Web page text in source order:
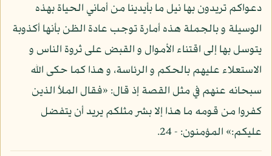
دعواكم تريدون بها نيل ما بأيدينا من أماني الحياة بهذه
الوسيلة و بالجملة هذه أمارة توجب عادة الظن بأنها أكذوبة
يتوسل بها إلى اقتناء الأموال و القبض على ثروة الناس و
الاستعلاء عليهم بالحكم و الرئاسة، و هذا كما حكى الله
سبحانه عنهم في مثل القصة إذ قال: «فقال الملأ الذين
كفروا من قومه ما هذا إلا بشر مثلكم يريد أن يتفضل
عليكم:» المؤمنون: - 24.